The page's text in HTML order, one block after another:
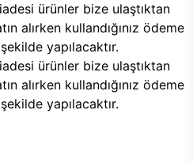
ürünler bize ulaştıktan
alırken kullandığınız ödeme
yapılacaktır.
ürünler bize ulaştıktan
alırken kullandığınız ödeme
yapılacaktır.